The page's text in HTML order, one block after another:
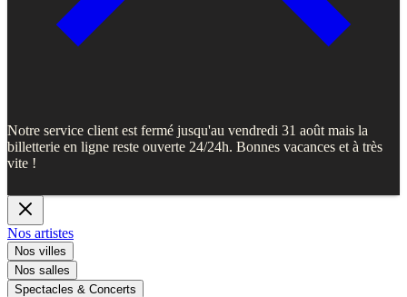
Notre service client est fermé jusqu'au vendredi 31 août mais la
billetterie en ligne reste ouverte 24/24h. Bonnes vacances et à très
vite !
Nos artistes
Nos villes
Nos salles
Spectacles & Concerts